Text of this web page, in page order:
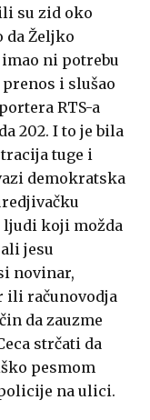
su zid oko
da Željko
ni potrebu
prenos i slušao
RTS-a
202. I to je bila
tuge i
demokratska
ljudi koji možda
jesu
novinar,
ili računovodja
da zauzme
strčati da
pesmom
na ulici.